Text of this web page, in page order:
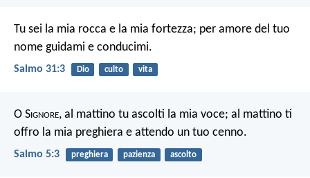
Tu sei la mia rocca e la mia fortezza; per amore del tuo
nome guidami e conducimi.
Salmo 31:3 Dio culto vita
O Signore, al mattino tu ascolti la mia voce; al mattino ti
offro la mia preghiera e attendo un tuo cenno.
Salmo 5:3 preghiera pazienza ascolto